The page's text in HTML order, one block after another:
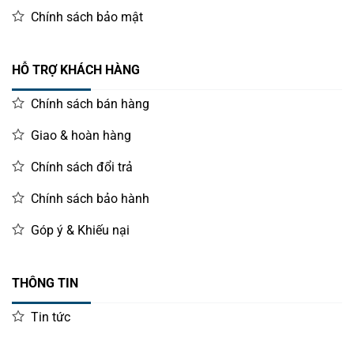
Chính sách bảo mật
HỖ TRỢ KHÁCH HÀNG
Chính sách bán hàng
Giao & hoàn hàng
Chính sách đổi trả
Chính sách bảo hành
Góp ý & Khiếu nại
THÔNG TIN
Tin tức